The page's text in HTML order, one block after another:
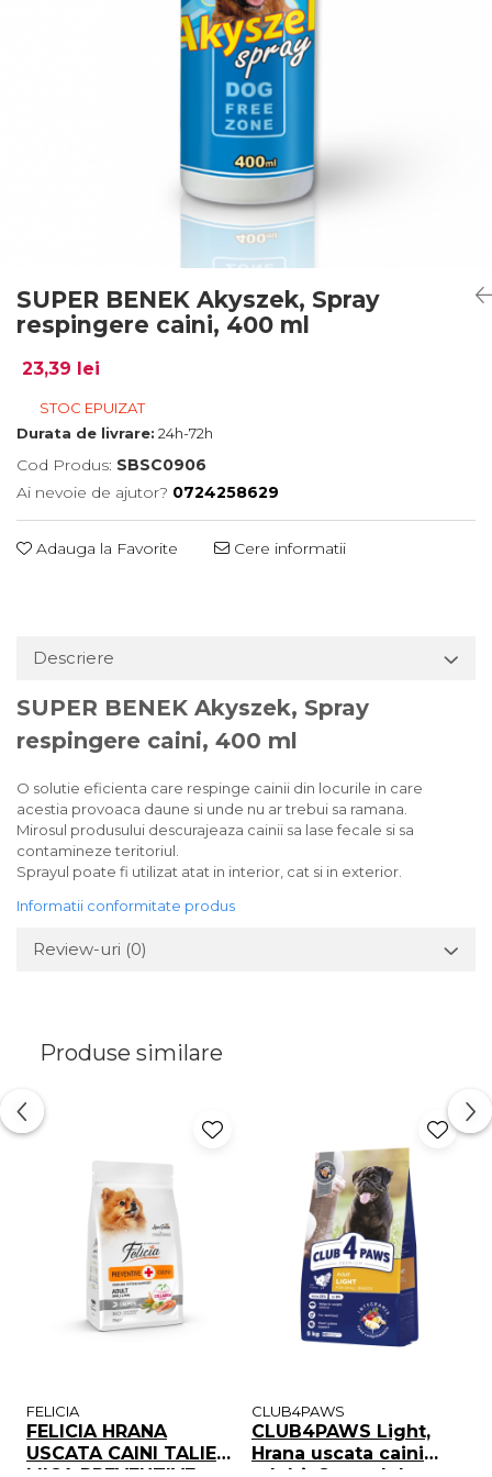
SUPER BENEK Akyszek, Spray
respingere caini, 400 ml
23,39 lei
STOC EPUIZAT
Durata de livrare: 24h-72h
Cod Produs: SBSC0906
Ai nevoie de ajutor? 0724258629
Adauga la Favorite Cere informatii
Descriere
SUPER BENEK Akyszek, Spray
respingere caini, 400 ml
O solutie eficienta care respinge cainii din locurile in care
acestia provoaca daune si unde nu ar trebui sa ramana.
Mirosul produsului descurajeaza cainii sa lase fecale si sa
contamineze teritoriul.
Sprayul poate fi utilizat atat in ​​interior, cat si in exterior.
Informatii conformitate produs
Review-uri (0)
Produse similare
FELICIA
FELICIA HRANA
USCATA CAINI TALIE
CLUB4PAWS
CLUB4PAWS Light,
Hrana uscata caini